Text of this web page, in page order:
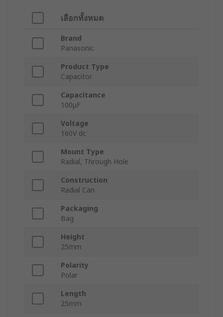
เลือกทั้งหมด
Brand
Panasonic
Product Type
Capacitor
Capacitance
100μF
Voltage
160V dc
Mount Type
Radial, Through Hole
Construction
Radial Can
Packaging
Bag
Height
25mm
Polarity
Polar
Length
25mm